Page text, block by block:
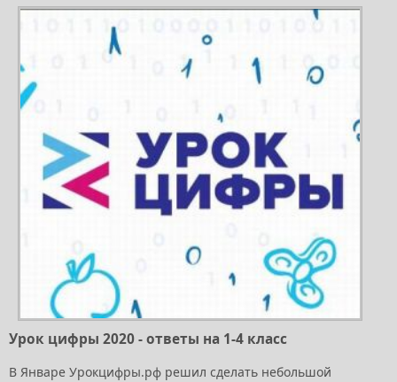
Урок цифры 2020 - ответы на 1-4 класс
В Январе Урокцифры.рф решил сделать небольшой